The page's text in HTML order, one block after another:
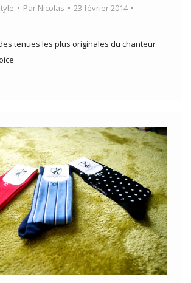
Par Nicolas
23 février 2014
tenues les plus originales du chanteur